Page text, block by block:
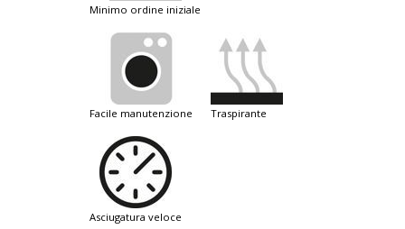
minimo ordine iniziale
facile manutenzione traspirante
asciugatura veloce